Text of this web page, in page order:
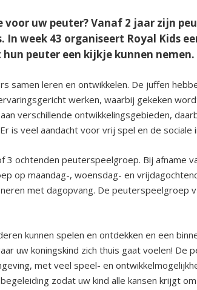
uw peuter? Vanaf 2 jaar zijn
In week 43 organiseert Royal Kids
peuter een kijkje kunnen nemen.
samen leren en ontwikkelen. De juffen
werken, waarbij gekeken
verschillende ontwikkelingsgebieden,
is veel aandacht voor vrij spel en de sociale
3 ochtenden peuterspeelgroep. Bij afname
op maandag-, woensdag- en
met dagopvang. De peuterspeelgroep
kunnen spelen en ontdekken en een
uw koningskind zich thuis gaat voelen! De
met veel speel- en
zodat uw kind alle kansen krijgt